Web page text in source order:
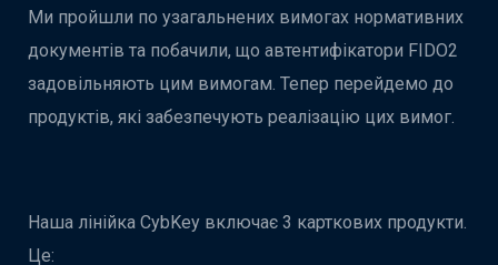
Ми пройшли по узагальнених вимогах нормативних
документів та побачили, що автентифікатори FIDO2
задовільняють цим вимогам. Тепер перейдемо до
продуктів, які забезпечують реалізацію цих вимог.
Наша лінійка CybKey включає 3 карткових продукти.
Це: